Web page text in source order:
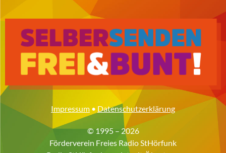
Impressum • Datenschutzerklärung
© 1995 – 2026
Förderverein Freies Radio StHörfunk